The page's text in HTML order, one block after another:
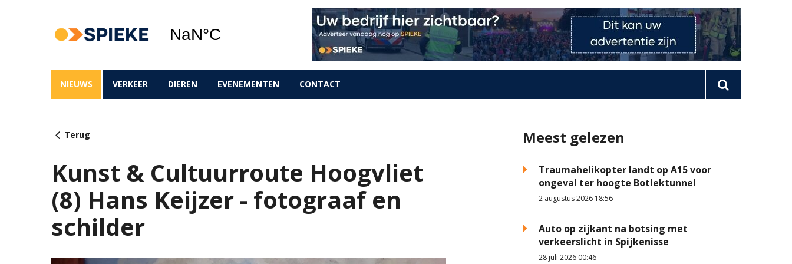
NIEUWS VERKEER DIEREN EVENEMENTEN CONTACT
Terug
Kunst & Cultuurroute Hoogvliet
(8) Hans Keijzer - fotograaf en
schilder
Meest gelezen
Traumahelikopter landt op A15 voor
ongeval ter hoogte Botlektunnel
2 augustus 2026 18:56
Auto op zijkant na botsing met
verkeerslicht in Spijkenisse
28 juli 2026 00:46